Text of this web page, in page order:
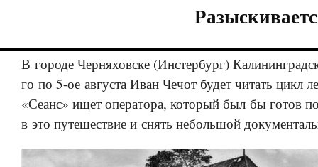
В городе Черняховске (Инстербург)
го по 5-ое августа Иван Чечот будет читать цикл
«Сеанс» ищет оператора, который был бы готов
в это путешествие и снять небольшой